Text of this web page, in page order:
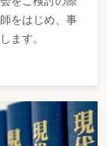
をはじめ、事
ます。